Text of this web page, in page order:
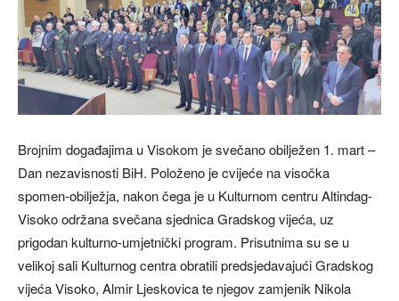
Brojnim događajima u Visokom je svečano obilježen 1. mart –
Dan nezavisnosti BiH. Položeno je cvijeće na visočka
spomen-obilježja, nakon čega je u Kulturnom centru Altindag-
Visoko održana svečana sjednica Gradskog vijeća, uz
prigodan kulturno-umjetnički program. Prisutnima su se u
velikoj sali Kulturnog centra obratili predsjedavajući Gradskog
vijeća Visoko, Almir Ljeskovica te njegov zamjenik Nikola